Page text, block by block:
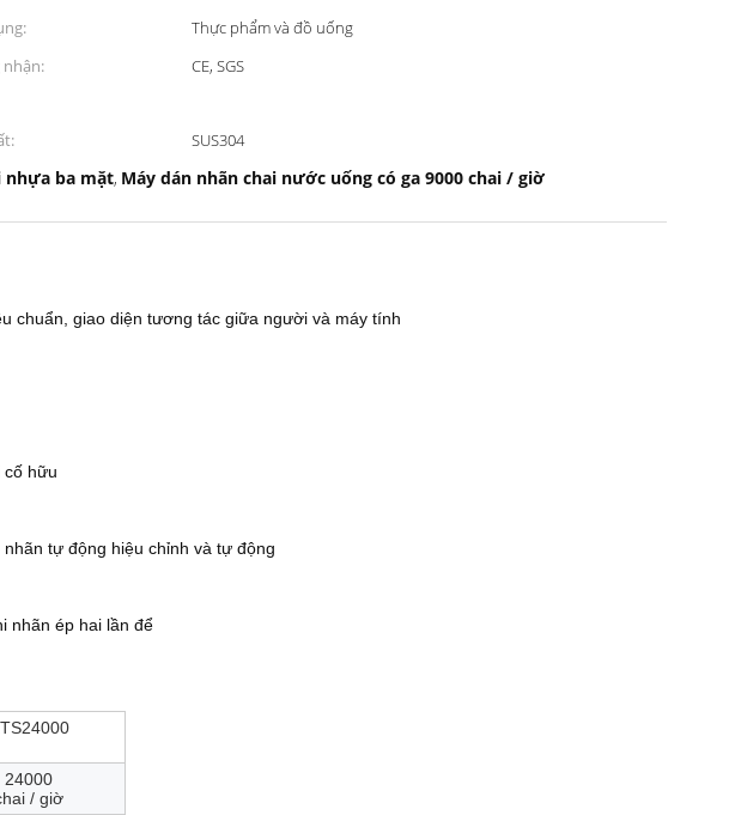
Thực phẩm và đồ uống
nhận: CE, SGS
SUS304
nhựa ba mặt, Máy dán nhãn chai nước uống có ga 9000 chai / giờ
chuẩn, giao diện tương tác giữa người và máy tính
cố hữu
tự động hiệu chỉnh và tự động
nhãn ép hai lần để
24000
/ giờ